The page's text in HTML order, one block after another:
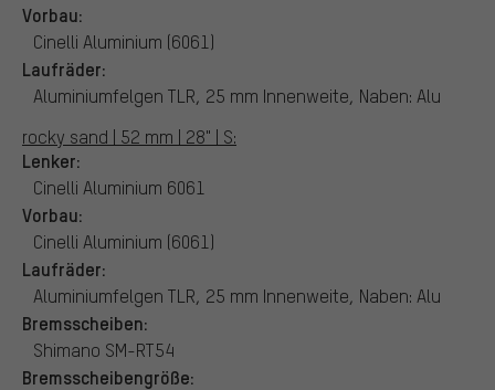
Vorbau:
Cinelli Aluminium (6061)
Laufräder:
Aluminiumfelgen TLR, 25 mm Innenweite, Naben: Alu
rocky sand | 52 mm | 28" | S:
Lenker:
Cinelli Aluminium 6061
Vorbau:
Cinelli Aluminium (6061)
Laufräder:
Aluminiumfelgen TLR, 25 mm Innenweite, Naben: Alu
Bremsscheiben:
Shimano SM-RT54
Bremsscheibengröße: